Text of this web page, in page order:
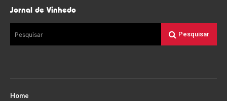
Jornal de Vinhedo
Pesquisar Pesquisar
Home